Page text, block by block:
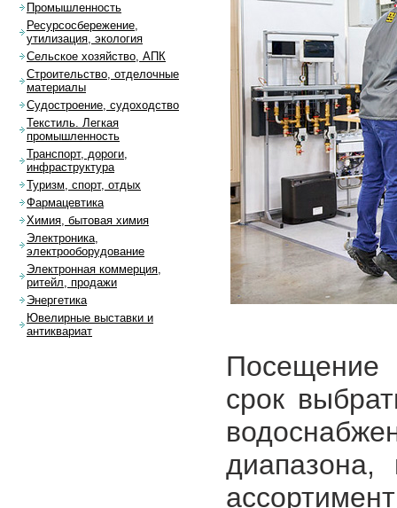
Посещение
срок
Промышленность
Ресурсосбережение,
утилизация, экология
Сельское хозяйство, АПК
Строительство, отделочные
материалы
Судостроение, судоходство
Текстиль. Легкая
промышленность
Транспорт, дороги,
инфраструктура
Туризм, спорт, отдых
Фармацевтика
Химия, бытовая химия
Электроника,
электрооборудование
Электронная коммерция,
ритейл, продажи
Энергетика
Ювелирные выставки и
антиквариат